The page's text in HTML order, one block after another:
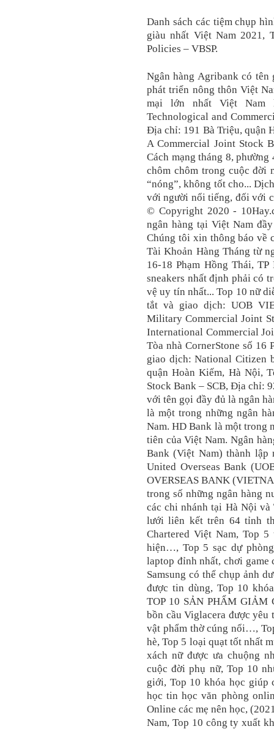
Danh sách các tiệm chụp
giàu nhất Việt Nam 2021,
Policies – VBSP.
Ngân hàng Agribank có
phát triển nông thôn Việt
mại lớn nhất Việt Nam
Technological and
Địa chỉ: 191 Bà Triệu, quận
A Commercial Joint Stock
Cách mạng tháng 8,
chôm chôm trong cuộc đời
“nóng”, không tốt cho...
với người nổi tiếng, đối với
© Copyright 2020 -
ngân hàng tại Việt Nam
Chúng tôi xin thông báo về
Tài Khoản Hàng Tháng từ
16-18 Phạm Hồng Thái,
sneakers nhất định phải có
vệ uy tín nhất... Top 10 nữ
tắt và giao dịch: UOB
Military Commercial Joint
International Commercial
Tòa nhà CornerStone số 16
giao dịch: National Citizen
quận Hoàn Kiếm, Hà Nội,
Stock Bank – SCB, Địa chỉ:
với tên gọi đầy đủ là ngân
là một trong những ngân
Nam. HD Bank là một trong
tiên của Việt Nam. Ngân
Bank (Việt Nam) thành lập
United Overseas Bank
OVERSEAS BANK
trong số những ngân hàng
các chi nhánh tại Hà Nội
lưới liên kết trên 64 tỉnh
Chartered Việt Nam, Top
hiện…, Top 5 sạc dự
laptop đỉnh nhất, chơi game
Samsung có thể chụp ảnh
được tin dùng, Top 10
TOP 10 SẢN PHẨM GIẢM
bồn cầu Viglacera được
vật phẩm thờ cúng nổi…,
hè, Top 5 loại quạt tốt nhất
xách nữ được ưa chuộng
cuộc đời phụ nữ, Top 10
giới, Top 10 khóa học
học tin học văn phòng
Online các mẹ nên học,
Nam, Top 10 công ty xuất